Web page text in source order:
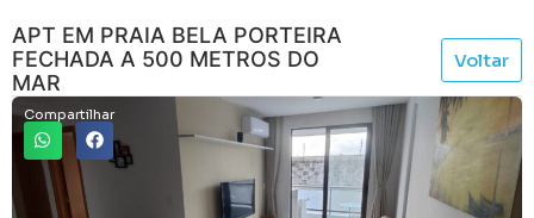
APT EM PRAIA BELA PORTEIRA
FECHADA A 500 METROS DO
MAR
Voltar
Compartilhar